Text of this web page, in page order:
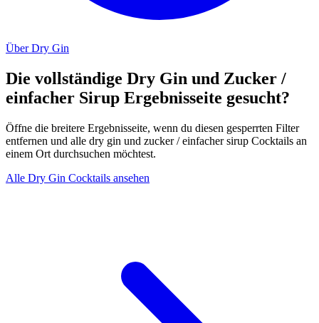
Über Dry Gin
Die vollständige Dry Gin und Zucker /
einfacher Sirup Ergebnisseite gesucht?
Öffne die breitere Ergebnisseite, wenn du diesen gesperrten Filter
entfernen und alle dry gin und zucker / einfacher sirup Cocktails an
einem Ort durchsuchen möchtest.
Alle Dry Gin Cocktails ansehen